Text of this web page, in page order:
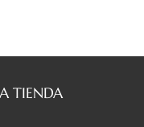
TIENDA